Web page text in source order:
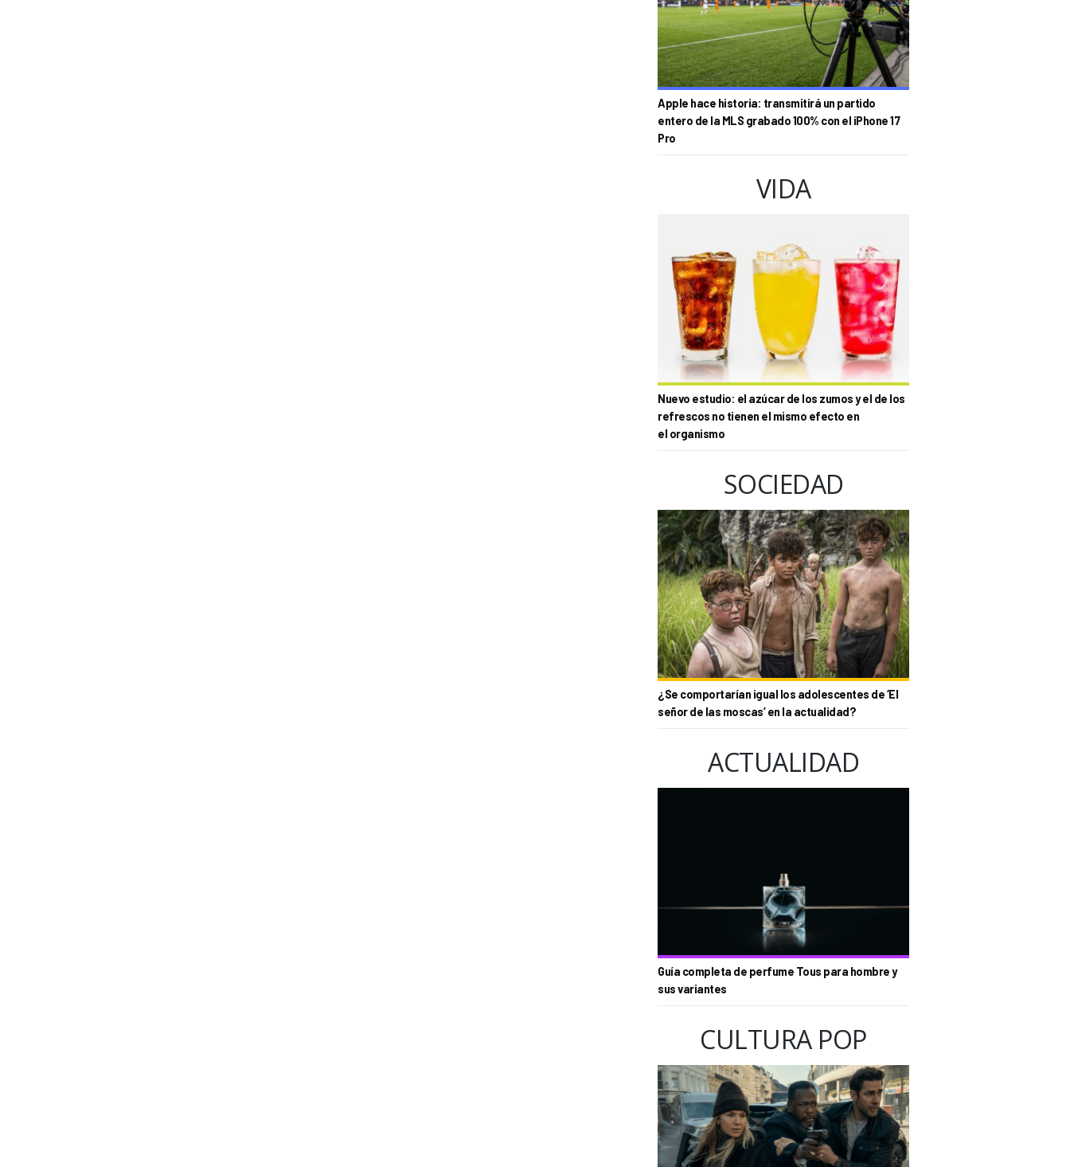
Apple hace historia: transmitirá un partido
entero de la MLS grabado 100% con el iPhone 17
Pro
VIDA
Nuevo estudio: el azúcar de los zumos y el de los
refrescos no tienen el mismo efecto en
el organismo
SOCIEDAD
¿Se comportarían igual los adolescentes de ‘El
señor de las moscas’ en la actualidad?
ACTUALIDAD
Guía completa de perfume Tous para hombre y
sus variantes
CULTURA POP